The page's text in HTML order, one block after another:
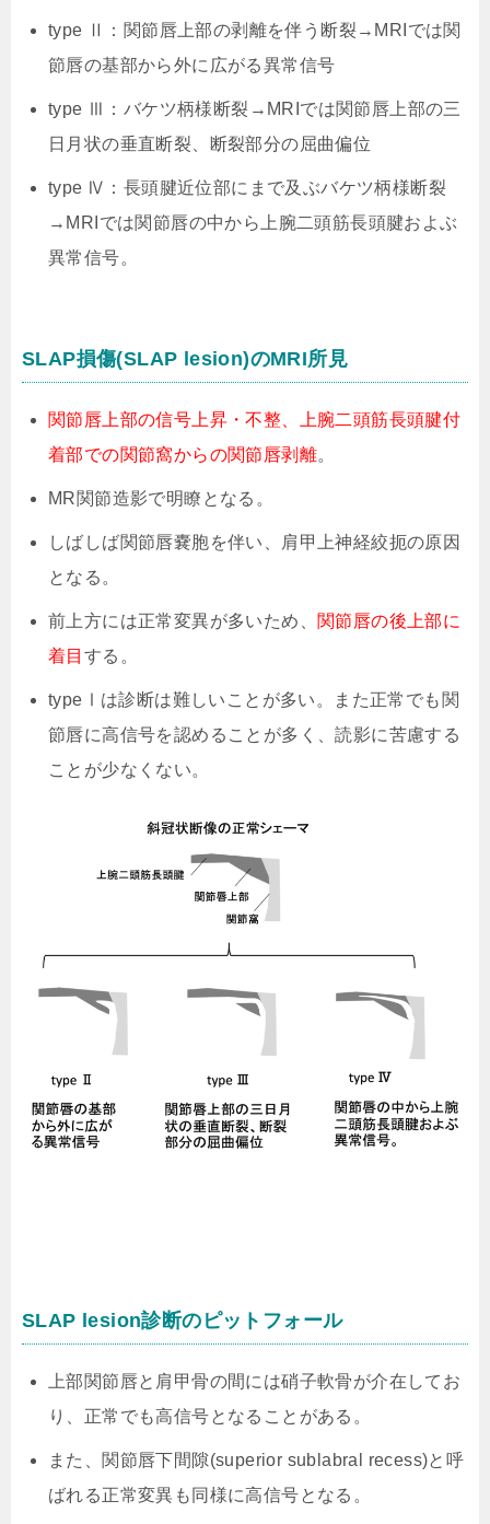
type Ⅱ：関節唇上部の剥離を伴う断裂→MRIでは関
節唇の基部から外に広がる異常信号
type Ⅲ：バケツ柄様断裂→MRIでは関節唇上部の三
日月状の垂直断裂、断裂部分の屈曲偏位
type Ⅳ：長頭腱近位部にまで及ぶバケツ柄様断裂
→MRIでは関節唇の中から上腕二頭筋長頭腱およぶ
異常信号。
SLAP損傷(SLAP lesion)のMRI所見
関節唇上部の信号上昇・不整、上腕二頭筋長頭腱付
着部での関節窩からの関節唇剥離。
MR関節造影で明瞭となる。
しばしば関節唇嚢胞を伴い、肩甲上神経絞扼の原因
となる。
前上方には正常変異が多いため、 関節唇の後上部に
着目 する。
typeⅠは診断は難しいことが多い。また正常でも関
節唇に高信号を認めることが多く、読影に苦慮する
ことが少なくない。
SLAP lesion診断のピットフォール
上部関節唇と肩甲骨の間には硝子軟骨が介在してお
り、正常でも高信号となることがある。
また、関節唇下間隙(superior sublabral recess)と呼
ばれる正常変異も同様に高信号となる。